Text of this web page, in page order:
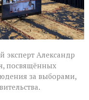
эксперт Александр
посвящённых
за выборами,